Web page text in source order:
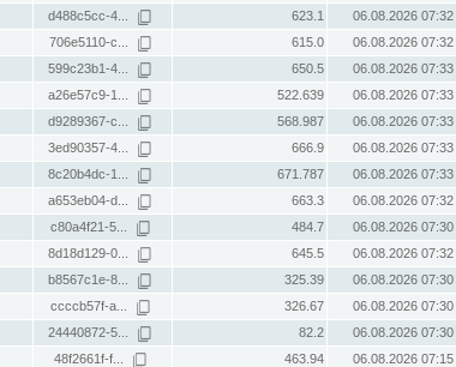
d488c5cc-4... 623.1
06.08.2026 07:32
706e5110-c... 615.0
06.08.2026 07:32
599c23b1-4... 650.5
06.08.2026 07:33
a26e57c9-1... 522.639
06.08.2026 07:33
d9289367-c... 568.987
06.08.2026 07:33
3ed90357-4... 666.9
06.08.2026 07:33
8c20b4dc-1... 671.787
06.08.2026 07:33
a653eb04-d... 663.3
06.08.2026 07:32
c80a4f21-5... 484.7
06.08.2026 07:30
8d18d129-0... 645.5
06.08.2026 07:32
b8567c1e-8... 325.39
06.08.2026 07:30
ccccb57f-a... 326.67
06.08.2026 07:30
24440872-5... 82.2
06.08.2026 07:30
48f2661f-f... 463.94
06.08.2026 07:15